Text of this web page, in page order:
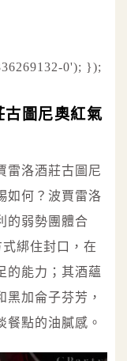
0'); });
古圖尼奧紅氣
雷洛酒莊古圖尼
如何？波賈雷洛
的弱勢團體合
綁住封口，在
的能力；其酒蘊
黑加侖子芬芳，
餐點的油膩感。